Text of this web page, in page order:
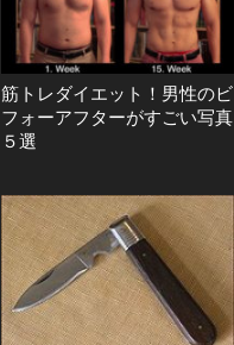
筋トレダイエット！男性のビ
フォーアフターがすごい写真
５選